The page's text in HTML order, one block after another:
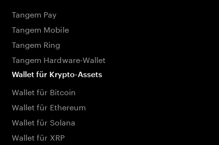
Tangem Pay
Tangem Mobile
Tangem Ring
Tangem Hardware-Wallet
Wallet für Krypto-Assets
Wallet für Bitcoin
Wallet für Ethereum
Wallet für Solana
Wallet für XRP